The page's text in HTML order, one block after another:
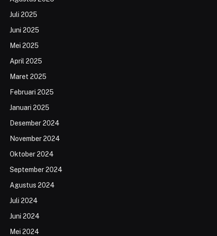
Juli 2025
Juni 2025
Mei 2025
April 2025
Maret 2025
Februari 2025
Januari 2025
Desember 2024
November 2024
Oktober 2024
September 2024
Agustus 2024
Juli 2024
Juni 2024
Mei 2024